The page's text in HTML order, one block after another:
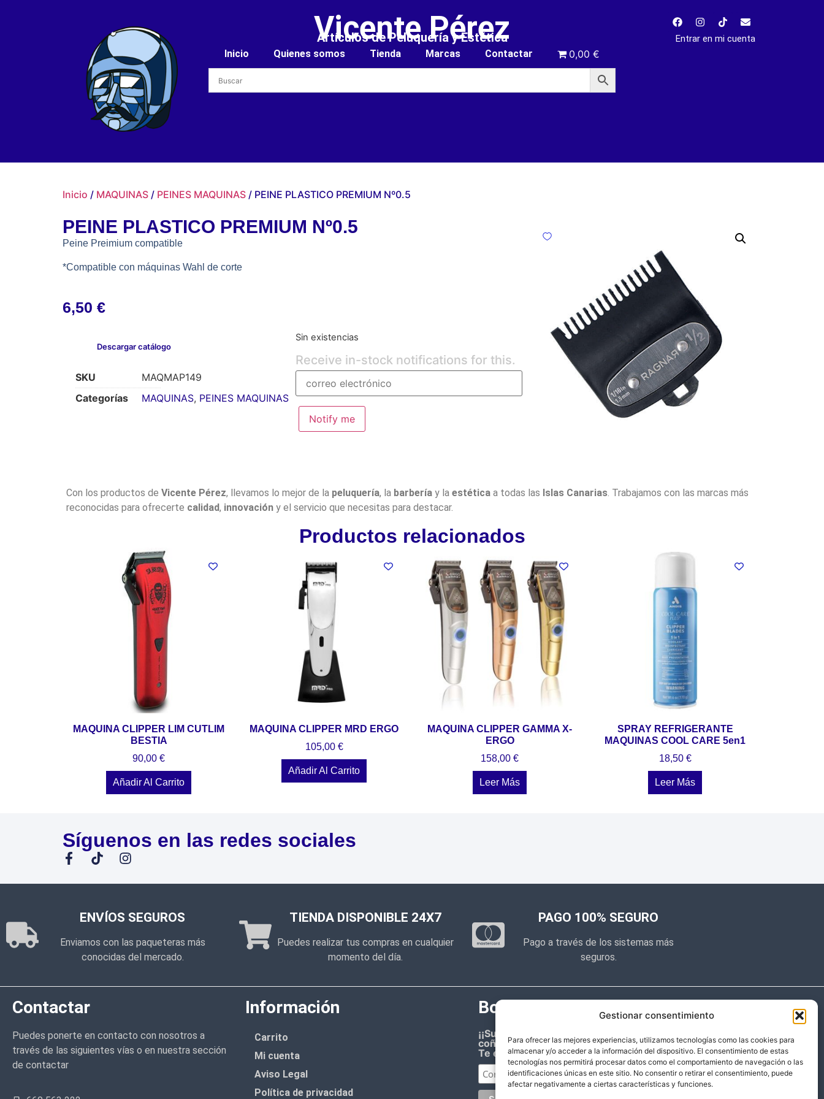
Gestionar consentimiento
Para ofrecer las mejores experiencias, utilizamos tecnologías como las cookies para
almacenar y/o acceder a la información del dispositivo. El consentimiento de estas
tecnologías nos permitirá procesar datos como el comportamiento de navegación o las
identificaciones únicas en este sitio. No consentir o retirar el consentimiento, puede
afectar negativamente a ciertas características y funciones.
Vicente Pérez
Artículos de Peluquería y Estética
Inicio Quienes somos Tienda Marcas Contactar 0,00 €
Entrar en mi cuenta
Inicio / MAQUINAS / PEINES MAQUINAS / PEINE PLASTICO PREMIUM Nº0.5
PEINE PLASTICO PREMIUM Nº0.5
Peine Preimium compatible
*Compatible con máquinas Wahl de corte
6,50 €
Descargar catálogo
SKU
MAQMAP149
Categorías
MAQUINAS, PEINES MAQUINAS
Sin existencias
Receive in-stock notifications for this.
Notify me
Con los productos de Vicente Pérez, llevamos lo mejor de la peluquería, la barberíay la estéticaa todas las Islas Canarias. Trabajamos con las marcas más
reconocidas para ofrecerte calidad, innovacióny el servicio que necesitas para destacar.
Productos relacionados
MAQUINA CLIPPER LIM CUTLIM
BESTIA
90,00€
Añadir Al Carrito
MAQUINA CLIPPER MRD ERGO
105,00 €
Añadir Al Carrito
MAQUINA CLIPPER GAMMA X-
ERGO
158,00€
Leer Más
SPRAY REFRIGERANTE
MAQUINAS COOL CARE 5en1
18,50 €
Leer Más
Síguenos en las redes sociales
ENVÍOS SEGUROS
Enviamos con las paqueteras más
conocidas del mercado.
TIENDA DISPONIBLE 24X7
Puedes realizar tus compras en cualquier
momento del día.
PAGO 100% SEGURO
Pago a través de los sistemas más
seguros.
Contactar
Puedes ponerte en contacto con nosotros a
través de las siguientes vías o en nuestra sección
de contactar
Información
Carrito
Mi cuenta
Aviso Legal
Política de privacidad
Boletín de noticias
¡¡Suscríbete y prometemos no dar mucho el
coñazo.!!
Te enviaremos sólo cosas importantes.